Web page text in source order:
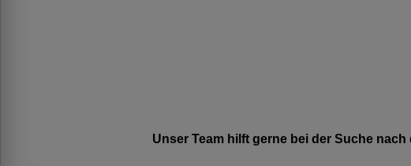
Unser Team hilft gerne bei der Suche